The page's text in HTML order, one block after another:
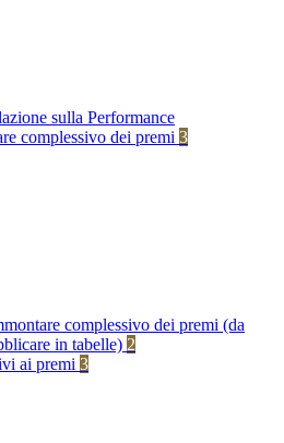
sulla Performance
complessivo dei premi 3
complessivo dei premi (da
in tabelle) 2
ai premi 3